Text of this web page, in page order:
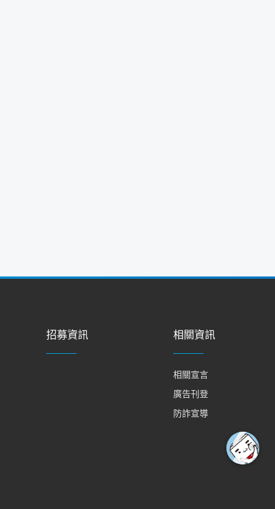
招募資訊 相關資訊
相關宣言
廣告刊登
防詐宣導